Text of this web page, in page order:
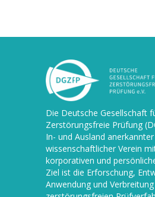
Die Deutsche Gesellschaft
Zerstörungsfreie Prüfung
In- und Ausland
wissenschaftlicher Verein
korporativen und
Ziel ist die Erforschung,
Anwendung und